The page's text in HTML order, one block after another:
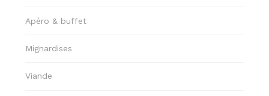
Apéro & buffet
Mignardises
Viande